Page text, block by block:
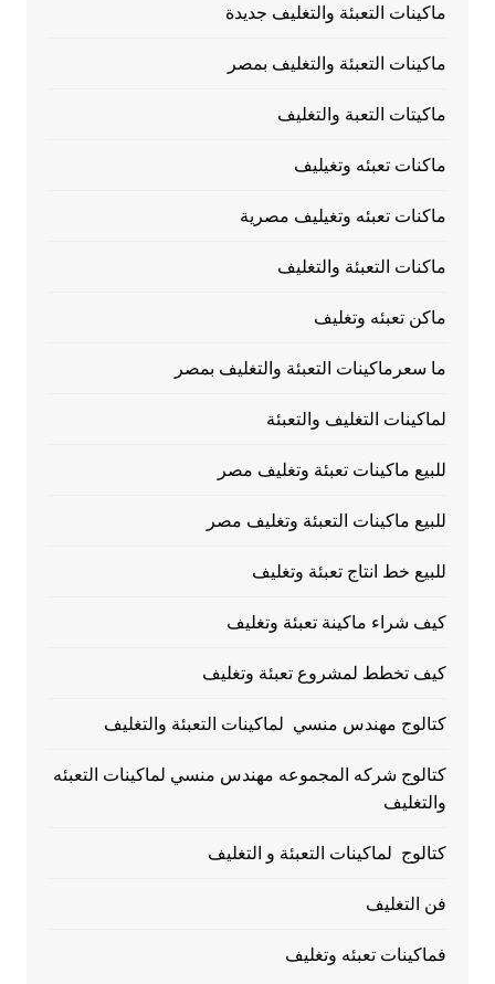
ماكينات التعبئة والتغليف جديدة
ماكينات التعبئة والتغليف بمصر
ماكيتات التعبة والتغليف
ماكنات تعبئه وتغيليف
ماكنات تعبئه وتغيليف مصرية
ماكنات التعبئة والتغليف
ماكن تعبئه وتغليف
ما سعرماكينات التعبئة والتغليف بمصر
لماكينات التغليف والتعبئة
للبيع ماكينات تعبئة وتغليف مصر
للبيع ماكينات التعبئة وتغليف مصر
للبيع خط انتاج تعبئة وتغليف
كيف شراء ماكينة تعبئة وتغليف
كيف تخطط لمشروع تعبئة وتغليف
كتالوج مهندس منسي لماكينات التعبئة والتغليف
كتالوج شركه المجموعه مهندس منسي لماكينات التعبئه
والتغليف
كتالوج لماكينات التعبئة و التغليف
فن التغليف
فماكينات تعبئه وتغليف